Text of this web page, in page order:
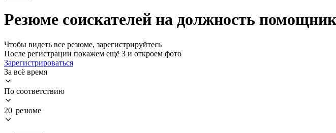
Резюме соискателей на должность
Чтобы видеть все резюме, зарегистрируйтесь
После регистрации покажем ещё 3 и откроем фото
Зарегистрироваться
За всё время
По соответствию
20 резюме